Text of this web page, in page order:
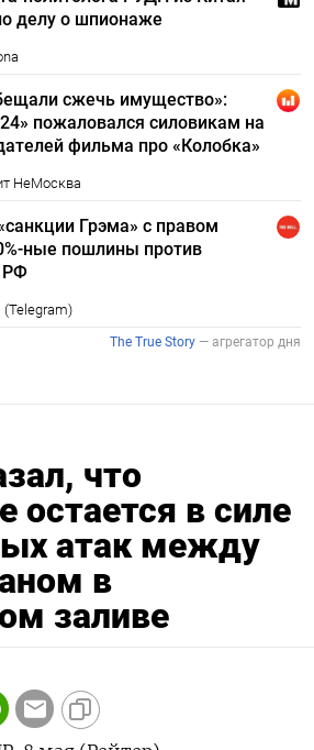
что
остается в силе
атак между
в
заливе